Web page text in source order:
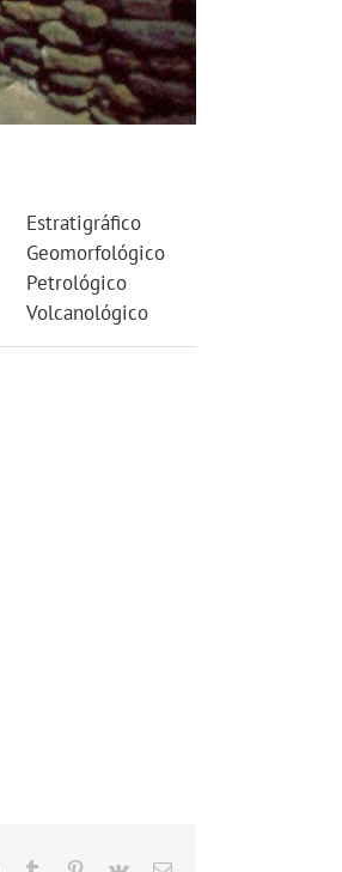
Estratigráfico
Geomorfológico
Petrológico
Volcanológico
Tumblr Pinterest
Vk
Correo